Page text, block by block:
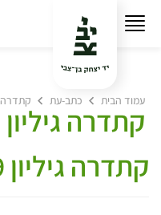
עמוד הבית כתב-עת קתדרה
קתדרה גיליון 179
קתדרה גיליון 179